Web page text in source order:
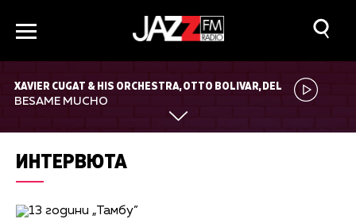
XAVIER CUGAT & HIS ORCHESTRA, OTTO BOLIVAR, DEL
CAMPO
BESAME MUCHO
ИНТЕРВЮТА